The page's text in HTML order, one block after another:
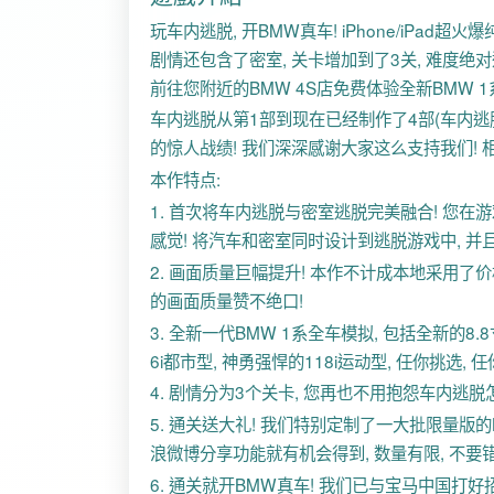
玩车内逃脱, 开BMW真车! iPhone/iPad超火
剧情还包含了密室, 关卡增加到了3关, 难度绝
前往您附近的BMW 4S店免费体验全新BMW 1
车内逃脱从第1部到现在已经制作了4部(车内
的惊人战绩! 我们深深感谢大家这么支持我们!
本作特点:
1. 首次将车内逃脱与密室逃脱完美融合! 您在
感觉! 将汽车和密室同时设计到逃脱游戏中, 并
2. 画面质量巨幅提升! 本作不计成本地采用了
的画面质量赞不绝口!
3. 全新一代BMW 1系全车模拟, 包括全新的
6i都市型, 神勇强悍的118i运动型, 任你挑选, 任
4. 剧情分为3个关卡, 您再也不用抱怨车内逃脱
5. 通关送大礼! 我们特别定制了一大批限量版
浪微博分享功能就有机会得到, 数量有限, 不要
6. 通关就开BMW真车! 我们已与宝马中国打